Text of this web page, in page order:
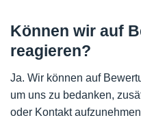
Können wir auf
reagieren?
Ja. Wir können auf
um uns zu bedanken,
oder Kontakt